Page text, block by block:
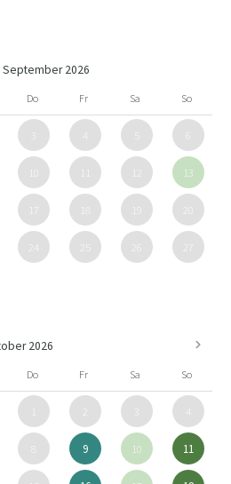
September 2026
Do Fr Sa So
13
2026
Do Fr Sa So
9 10 11